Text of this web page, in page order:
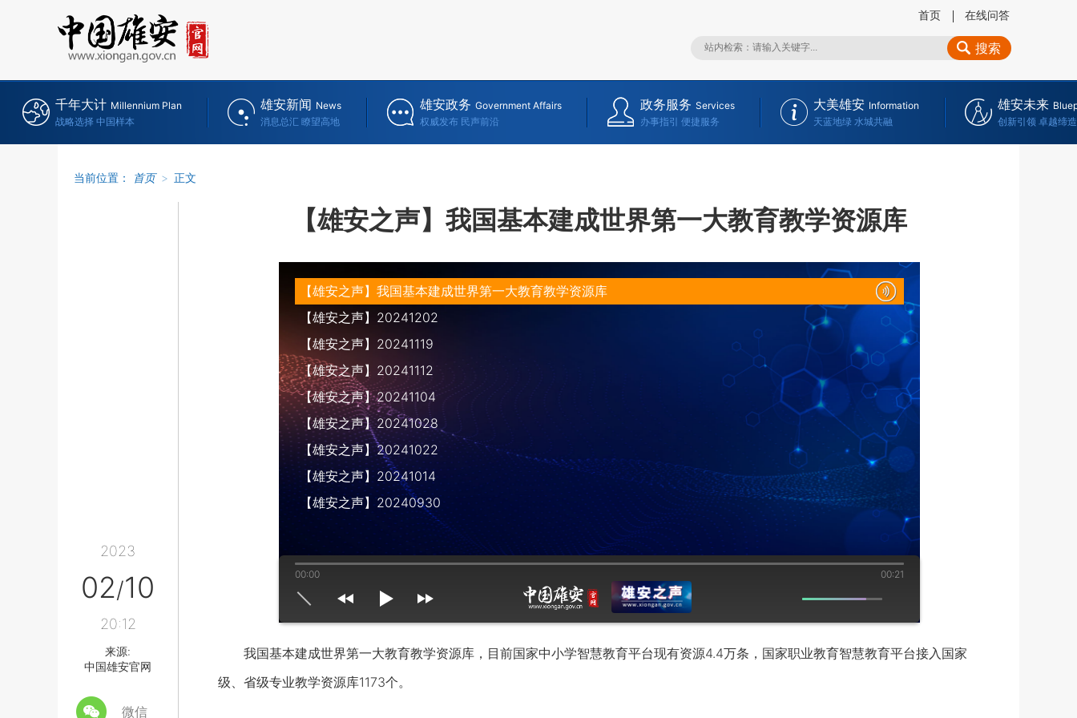
首页 在线问答
搜索
千年大计 Millennium Plan
战略选择 中国样本
雄安新闻 News
消息总汇 瞭望高地
雄安政务 Government Affairs
权威发布 民声前沿
政务服务 Services
办事指引 便捷服务
大美雄安 Information
天蓝地绿 水城共融
雄安未来
创新引领 卓越缔造
当前位置： 首页 > 正文
2023
02/10
20:12
来源:
中国雄安官网
微信
【雄安之声】我国基本建成世界第一大教育教学资源库
【雄安之声】我国基本建成世界第一大教育教学资源库
【雄安之声】20241202
【雄安之声】20241119
【雄安之声】20241112
【雄安之声】20241104
【雄安之声】20241028
【雄安之声】20241022
【雄安之声】20241014
【雄安之声】20240930
00:00 00:21
mute max volume
我国基本建成世界第一大教育教学资源库，目前国家中小学智慧教育平台现有资源4.4万条，国家职业教育智慧教育平台接入国家
级、省级专业教学资源库1173个。